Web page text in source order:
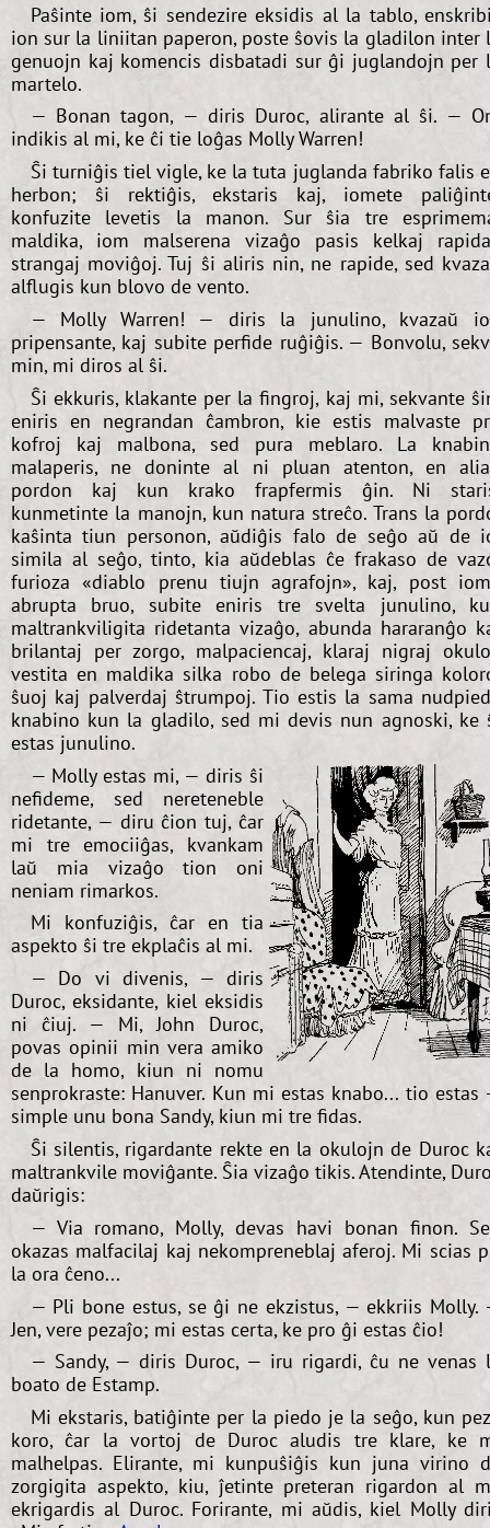
Paŝinte iom, ŝi sendezire eksidis al la tablo,
ion sur la liniitan paperon, poste ŝovis la gladilon inter
genuojn kaj komencis disbatadi sur ĝi juglandojn per
martelo.
— Bonan tagon, — diris Duroc, alirante al ŝi. —
indikis al mi, ke ĉi tie loĝas Molly Warren!
Ŝi turniĝis tiel vigle, ke la tuta juglanda fabriko falis
herbon; ŝi rektiĝis, ekstaris kaj, iomete
konfuzite levetis la manon. Sur ŝia tre
maldika, iom malserena vizaĝo pasis kelkaj
strangaj moviĝoj. Tuj ŝi aliris nin, ne rapide, sed
alflugis kun blovo de vento.
— Molly Warren! — diris la junulino, kvazaŭ
pripensante, kaj subite perfide ruĝiĝis. — Bonvolu,
min, mi diros al ŝi.
Ŝi ekkuris, klakante per la fingroj, kaj mi, sekvante
eniris en negrandan ĉambron, kie estis malvaste
kofroj kaj malbona, sed pura meblaro. La
malaperis, ne doninte al ni pluan atenton, en
pordon kaj kun krako frapfermis ĝin. Ni
kunmetinte la manojn, kun natura streĉo. Trans la
kaŝinta tiun personon, aŭdiĝis falo de seĝo aŭ de
simila al seĝo, tinto, kia aŭdeblas ĉe frakaso de
furioza «diablo prenu tiujn agrafojn», kaj, post
abrupta bruo, subite eniris tre svelta junulino,
maltrankviligita ridetanta vizaĝo, abunda hararanĝo
brilantaj per zorgo, malpaciencaj, klaraj nigraj
vestita en maldika silka robo de belega siringa
ŝuoj kaj palverdaj ŝtrumpoj. Tio estis la sama
knabino kun la gladilo, sed mi devis nun agnoski, ke
estas junulino.
— Molly estas mi, — diris ŝi
nefideme, sed nereteneble
ridetante, — diru ĉion tuj, ĉar
mi tre emociiĝas, kvankam
laŭ mia vizaĝo tion oni
neniam rimarkos.
Mi konfuziĝis, ĉar en tia
aspekto ŝi tre ekplaĉis al mi.
— Do vi divenis, — diris
Duroc, eksidante, kiel eksidis
ni ĉiuj. — Mi, John Duroc,
povas opinii min vera amiko
de la homo, kiun ni nomu
senprokraste: Hanuver. Kun mi estas knabo... tio estas
simple unu bona Sandy, kiun mi tre fidas.
Ŝi silentis, rigardante rekte en la okulojn de Duroc
maltrankvile moviĝante. Ŝia vizaĝo tikis. Atendinte,
daŭrigis:
— Via romano, Molly, devas havi bonan finon.
okazas malfacilaj kaj nekompreneblaj aferoj. Mi scias
la ora ĉeno...
— Pli bone estus, se ĝi ne ekzistus, — ekkriis Molly.
Jen, vere pezaĵo; mi estas certa, ke pro ĝi estas ĉio!
— Sandy, — diris Duroc, — iru rigardi, ĉu ne venas
boato de Estamp.
Mi ekstaris, batiĝinte per la piedo je la seĝo, kun
koro, ĉar la vortoj de Duroc aludis tre klare, ke
malhelpas. Elirante, mi kunpuŝiĝis kun juna virino
zorgigita aspekto, kiu, ĵetinte preteran rigardon al
ekrigardis al Duroc. Forirante, mi aŭdis, kiel Molly